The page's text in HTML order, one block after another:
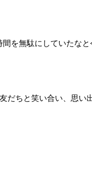
を無駄にしていたなと
ちと笑い合い、思